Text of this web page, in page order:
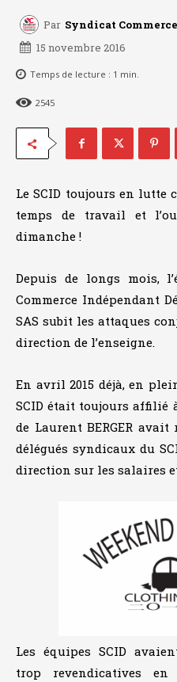
Par Syndicat Commerce
15 novembre 2016
Temps de lecture : 1 min.
2545
Le SCID toujours en lutte
temps de travail et
dimanche !
Depuis de longs mois,
Commerce Indépendant
SAS subit les attaques
direction de l’enseigne.
En avril 2015 déjà, en
SCID était toujours affilié
de Laurent BERGER
délégués syndicaux du
direction sur les salaires
Les équipes SCID
trop revendicatives en